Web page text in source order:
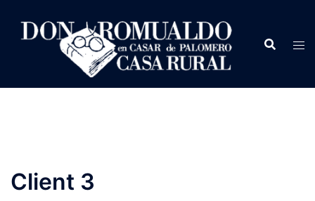
Client 3